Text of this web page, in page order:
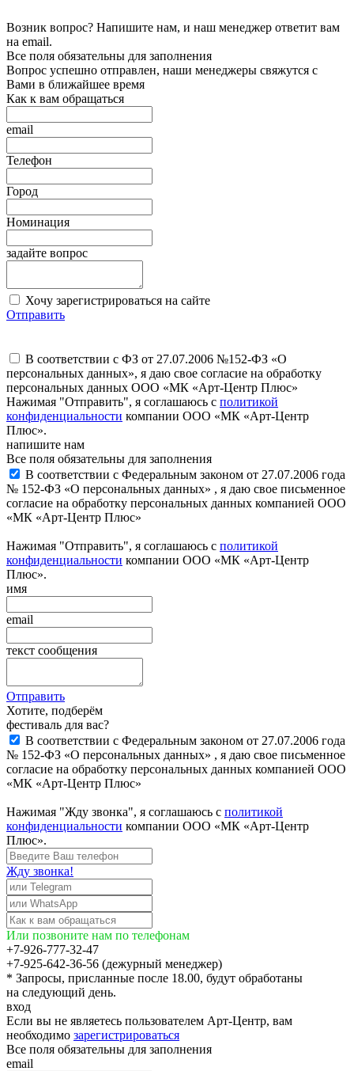
Возник вопрос? Напишите нам, и наш менеджер ответит вам
на email.
Все поля обязательны для заполнения
Вопрос успешно отправлен, наши менеджеры свяжутся с
Вами в ближайшее время
Как к вам обращаться
email
Телефон
Город
Номинация
задайте вопрос
Хочу зарегистрироваться на сайте
Отправить
В соответствии с ФЗ от 27.07.2006 №152-ФЗ «О
персональных данных», я даю свое согласие на обработку
персональных данных ООО «МК «Арт-Центр Плюс»
Нажимая "Отправить", я соглашаюсь с политикой
конфиденциальности компании ООО «МК «Арт-Центр
Плюс».
напишите нам
Все поля обязательны для заполнения
В соответствии с Федеральным законом от 27.07.2006 года
№ 152-ФЗ «О персональных данных» , я даю свое письменное
согласие на обработку персональных данных компанией ООО
«МК «Арт-Центр Плюс»
Нажимая "Отправить", я соглашаюсь с политикой
конфиденциальности компании ООО «МК «Арт-Центр
Плюс».
имя
email
текст сообщения
Отправить
Хотите, подберём
фестиваль для вас?
В соответствии с Федеральным законом от 27.07.2006 года
№ 152-ФЗ «О персональных данных» , я даю свое письменное
согласие на обработку персональных данных компанией ООО
«МК «Арт-Центр Плюс»
Нажимая "Жду звонка", я соглашаюсь с политикой
конфиденциальности компании ООО «МК «Арт-Центр
Плюс».
Жду звонка!
Или позвоните нам по телефонам
+7-926-777-32-47
+7-925-642-36-56 (дежурный менеджер)
* Запросы, присланные после 18.00, будут обработаны
на следующий день.
вход
Если вы не являетесь пользователем Арт-Центр, вам
необходимо зарегистрироваться
Все поля обязательны для заполнения
email